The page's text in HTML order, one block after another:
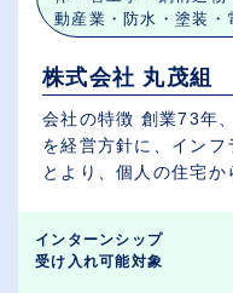
動産業・防水・塗装・
株式会社 丸茂組
会社の特徴 創業73年、『地域とともに 人とともに』
を経営方針に、インフ
とより、個人の住宅
インターンシップ
受け入れ可能対象